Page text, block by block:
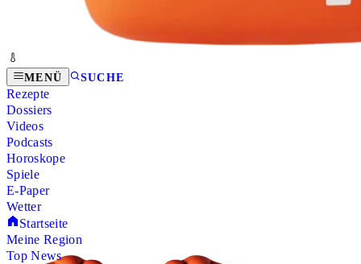
MENÜ SUCHE
Rezepte
Dossiers
Videos
Podcasts
Horoskope
Spiele
E-Paper
Wetter
Startseite
Meine Region
Top News